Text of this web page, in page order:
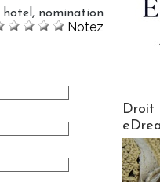
hotel, nomination
Notez
Droit